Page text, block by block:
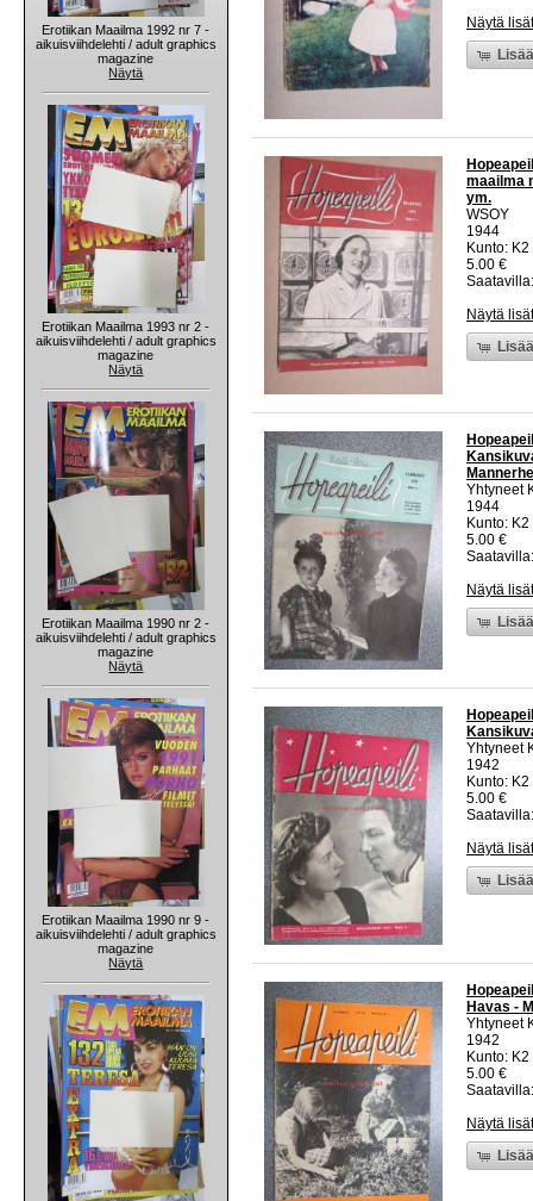
Erotiikan Maailma 1992 nr 7 -
aikuisviihdelehti / adult graphics
magazine
Näytä
Erotiikan Maailma 1993 nr 2 -
aikuisviihdelehti / adult graphics
magazine
Näytä
Erotiikan Maailma 1990 nr 2 -
aikuisviihdelehti / adult graphics
magazine
Näytä
Erotiikan Maailma 1990 nr 9 -
aikuisviihdelehti / adult graphics
magazine
Näytä
Näytä
maailma
ym.
WSOY
1944
Kunto:
5.00 €
Näytä
Yhtyneet
1944
Kunto:
5.00 €
Näytä
Yhtyneet
1942
Kunto:
5.00 €
Näytä
Havas -
Yhtyneet
1942
Kunto:
5.00 €
Näytä